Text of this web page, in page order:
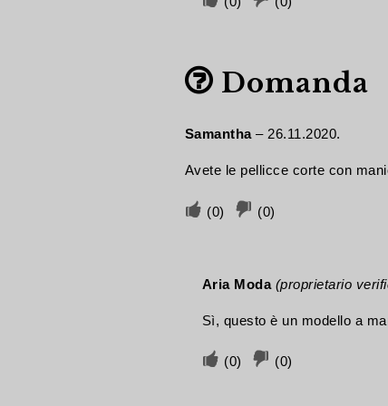
stato
è
il
è
stato
il
non
Domanda
Samantha– 26.11.2020.
Avete le pellicce corte con
Voto
il
contributo
stato
(0)
Voto
il
contributo
è
(0)
Aria Moda (proprietario
Sì, questo è un modello a
Voto
(0)
Voto
(0)